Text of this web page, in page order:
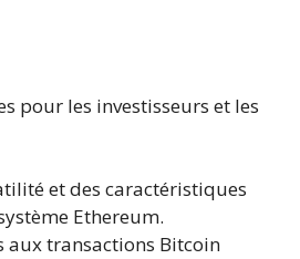
pour les investisseurs et les
et des caractéristiques
Ethereum.
aux transactions Bitcoin